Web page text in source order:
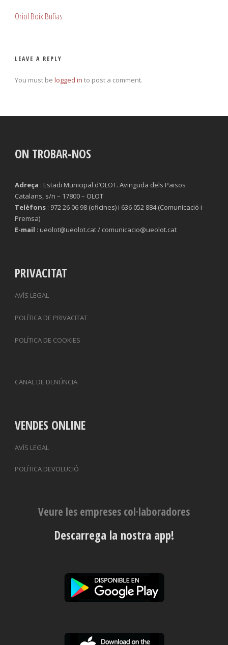
Oriol Boix Bufias
LEAVE A REPLY
You must be logged in to post a comment.
ON TROBAR-NOS
Adreça : Estadi Municipal d’OLOT. Avinguda dels Països
Catalans, s/n – 17800 – OLOT
Telèfons : 972 26 06 98 (oficines) i 636 052 884 (Comunicació i
Premsa)
E-mail : ueolot@ueolot.cat / comunicacio@ueolot.cat
PRIVACITAT
AVÍS LEGAL
POLÍTICA DE PRIVACITAT
POLÍTICA DE COOKIES
CANAL DE DENÚNCIA
VENDES ONLINE
AVÍS LEGAL
POLÍTICA DEVOLUCIÓ
Veure les empreses col·laboradores
Descarrega la nostra app!